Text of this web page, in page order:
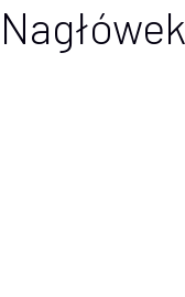
Nagłówek